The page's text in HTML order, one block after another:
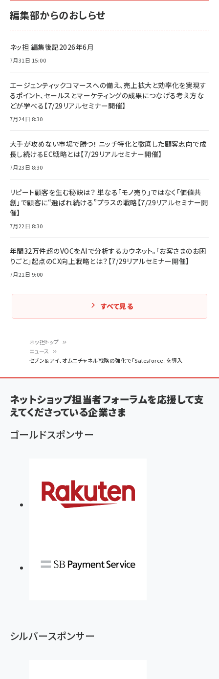
ン
く
ず
ネッ担トップ
ニュース
セブン&アイ、オムニチャネル戦略の強化で「Salesforce」を導入
編集部からのおしらせ
ネッ担 編集後記2026年6月
7月31日 15:00
エージェンティックコマースへの備え、売上拡大と効率化を実現す
るポイント、セールスとマーケティングの成果につなげる考え方な
どが学べる【7/29リアルセミナー開催】
7月24日 8:30
大手が攻めない市場で勝つ！ ニッチ特化と徹底した顧客志向で成
長し続けるEC戦略とは【7/29リアルセミナー開催】
7月23日 8:30
リピート顧客を生む秘訣は？ 単なる「モノ売り」ではなく「価値共
創」で顧客に“選ばれ続ける”プラスの戦略【7/29リアルセミナー開
催】
7月22日 8:30
年間32万件超のVOCをAIで分析するカウネット。「お客さまのお困
りごと」起点のCX向上戦略とは？【7/29リアルセミナー開催】
7月21日 9:00
すべて見る
ネットショップ担当者フォーラムを応援して支
えてくださっている企業さま
ゴールドスポンサー
シルバースポンサー